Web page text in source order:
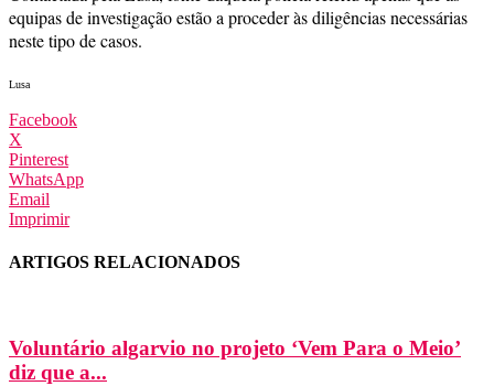
equipas de investigação estão a proceder às diligências necessárias
neste tipo de casos.
Lusa
Facebook
X
Pinterest
WhatsApp
Email
Imprimir
ARTIGOS RELACIONADOS
Voluntário algarvio no projeto ‘Vem Para o Meio’
diz que a...